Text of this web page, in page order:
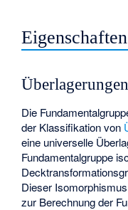
Überlagerungen
Die
der Klassifikation von
eine universelle
Fundamentalgruppe
Dieser
zur Berechnung der